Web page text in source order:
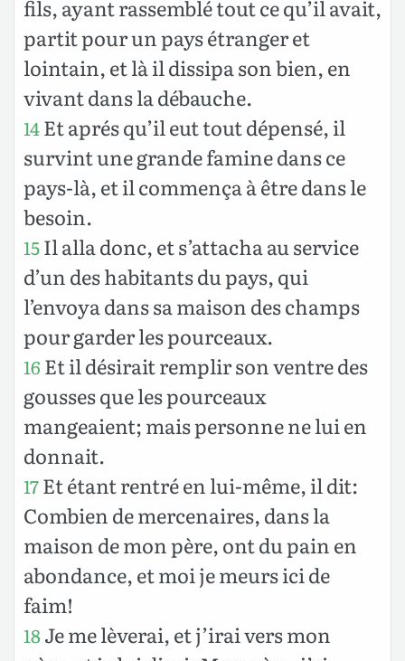
fils, ayant rassemblé tout ce qu’il avait,
partit pour un pays étranger et
lointain, et là il dissipa son bien, en
vivant dans la débauche.
14Et aprés qu’il eut tout dépensé, il
survint une grande famine dans ce
pays-là, et il commença à être dans le
besoin.
15Il alla donc, et s’attacha au service
d’un des habitants du pays, qui
l’envoya dans sa maison des champs
pour garder les pourceaux.
16 Et il désirait remplir son ventre des
gousses que les pourceaux
mangeaient; mais personne ne lui en
donnait.
17Et étant rentré en lui-même, il dit:
Combien de mercenaires, dans la
maison de mon père, ont du pain en
abondance, et moi je meurs ici de
faim!
18Je me lèverai, et j’irai vers mon